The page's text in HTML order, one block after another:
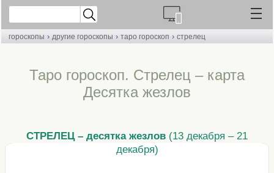
гороскопы › другие гороскопы › таро гороскоп › стрелец
Таро гороскоп. Стрелец – карта
Десятка жезлов
СТРЕЛЕЦ – десятка жезлов (13 декабря – 21
декабря)